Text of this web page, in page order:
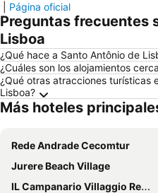
Página oficial
Preguntas frecuentes
Lisboa
¿Qué hace a Santo Antônio de
¿Cuáles son los alojamientos
¿Qué otras atracciones turísticas
Lisboa?
Más hoteles
Rede Andrade Cecomtur
Jurere Beach Village
IL Campanario Villaggio Resort - OFICIAL